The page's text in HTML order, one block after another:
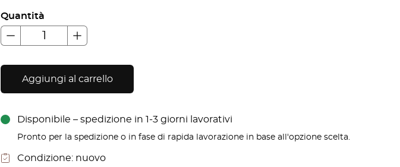
Quantità
Aggiungi al carrello
Disponibile – spedizione in 1-3 giorni lavorativi
Pronto per la spedizione o in fase di rapida lavorazione in base all'opzione scelta.
Condizione: nuovo